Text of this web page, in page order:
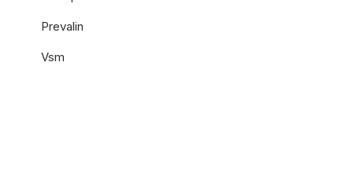
Prevalin
Vsm